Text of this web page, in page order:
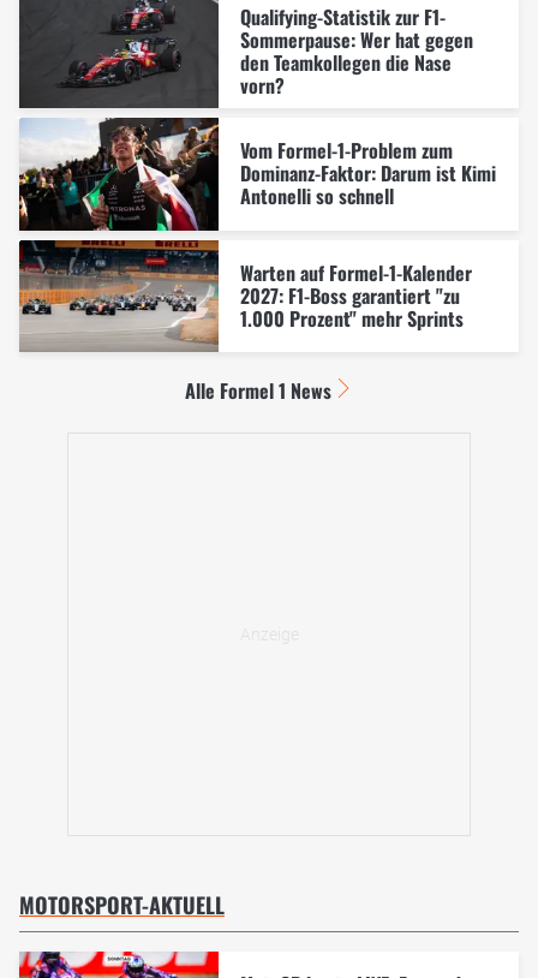
Qualifying-Statistik zur F1-
Sommerpause: Wer hat gegen
den Teamkollegen die Nase
vorn?
Vom Formel-1-Problem zum
Dominanz-Faktor: Darum ist Kimi
Antonelli so schnell
Warten auf Formel-1-Kalender
2027: F1-Boss garantiert "zu
1.000 Prozent" mehr Sprints
Alle Formel 1 News
MOTORSPORT-AKTUELL